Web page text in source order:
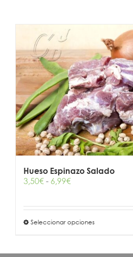
Hueso Espinazo Salado
3,50€- 6,99€Rango
desde
3,50€
Seleccionar opciones
múltiples